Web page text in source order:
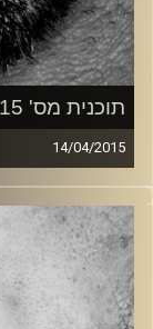
תוכנית מס' 15
14/04/2015
זיפים, מוזיקה
כל מה שחי, אמיתי
עם שמוליק רגב.
קרדיט תמונות: